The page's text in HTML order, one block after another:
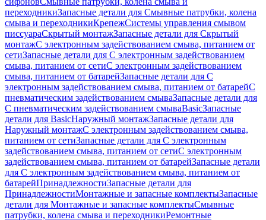
переходникиЗапасные детали для Смывные патрубки, колена
смыва и переходникиКрепежСистемы управления смывом
писсуараСкрытый монтажЗапасные детали для Скрытый
монтажС электронным задействованием смыва, питанием от
сетиЗапасные детали для С электронным задействованием
смыва, питанием от сетиС электронным задействованием
смыва, питанием от батарейЗапасные детали для С
электронным задействованием смыва, питанием от батарейС
пневматическим задействованием смываЗапасные детали для
С пневматическим задействованием смываBasicЗапасные
детали для BasicНаружный монтажЗапасные детали для
Наружный монтажС электронным задействованием смыва,
питанием от сетиЗапасные детали для С электронным
задействованием смыва, питанием от сетиС электронным
задействованием смыва, питанием от батарейЗапасные детали
для С электронным задействованием смыва, питанием от
батарейПринадлежностиЗапасные детали для
ПринадлежностиМонтажные и запасные комплектыЗапасные
детали для Монтажные и запасные комплектыСмывные
патрубки, колена смыва и переходникиРемонтные